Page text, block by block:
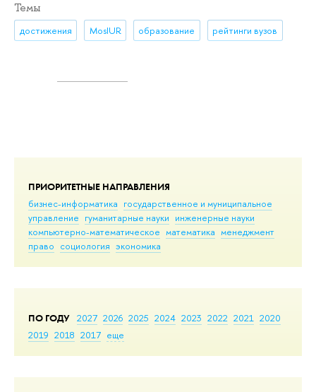
ПРИОРИТЕТНЫЕ НАПРАВЛЕНИЯ
бизнес-информатика государственное и муниципальное
управление гуманитарные науки инженерные науки
компьютерно-математическое математика менеджмент
право социология экономика
ПО ГОДУ 2027 2026 2025 2024 2023 2022 2021 2020
2019 2018 2017 еще
Темы
достижения MosIUR образование рейтинги вузов